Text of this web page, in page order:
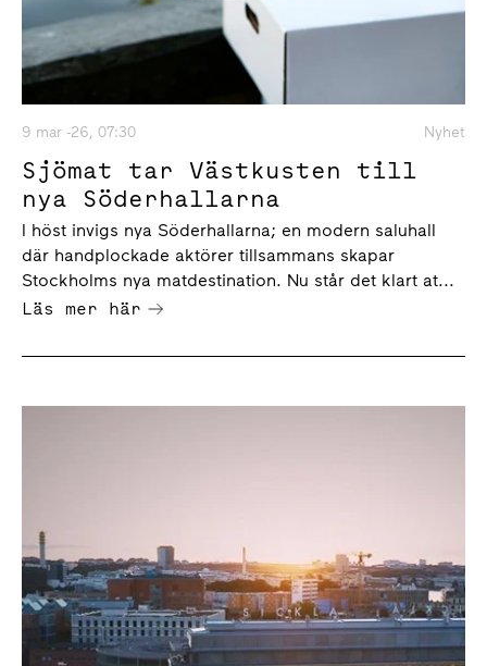
9 mar -26, 07:30 Nyhet
Sjömat tar Västkusten till
nya Söderhallarna
I höst invigs nya Söderhallarna; en modern saluhall
där handplockade aktörer tillsammans skapar
Stockholms nya matdestination. Nu står det klart at...
Läs mer här